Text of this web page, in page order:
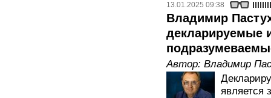
13.01.2025 09:38
Владимир
декларируемые
Автор: Владимир
является